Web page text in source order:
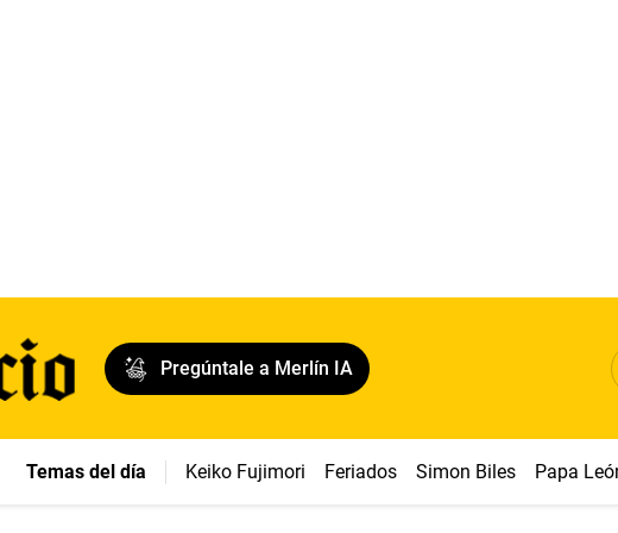
Pregúntale a Merlín IA
Temas del día Keiko Fujimori Feriados Simon Biles Papa